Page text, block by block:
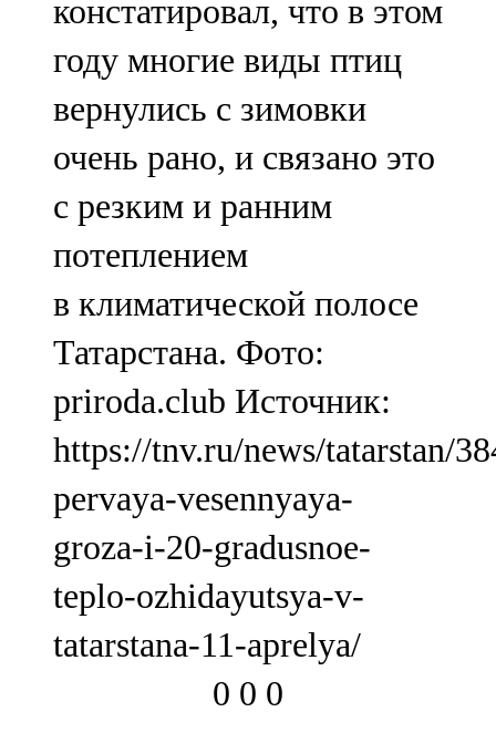
констатировал, что в этом
году многие виды птиц
вернулись с зимовки
очень рано, и связано это
с резким и ранним
потеплением
в климатической полосе
Татарстана. Фото:
priroda.club Источник:
https://tnv.ru/news/tatarstan/
pervaya-vesennyaya-
groza-i-20-gradusnoe-
teplo-ozhidayutsya-v-
tatarstana-11-aprelya/
0 0 0